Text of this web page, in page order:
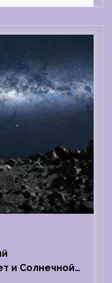
лжи
и Солнечной